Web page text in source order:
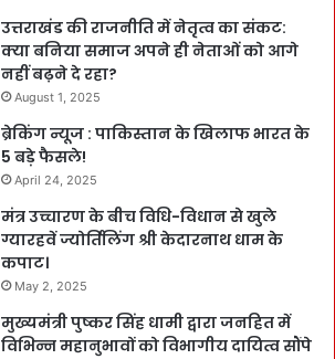
उत्तराखंड की राजनीति में नेतृत्व का संकट:
क्या बनिया समाज अपने ही नेताओं को आगे
नहीं बढ़ने दे रहा?
August 1, 2025
ब्रेकिंग न्यूज : पाकिस्तान के खिलाफ भारत के
5 बड़े फैसले!
April 24, 2025
मंत्र उच्चारण के बीच विधि-विधान से खुले
ग्यारहवें ज्योर्तिलिंग श्री केदारनाथ धाम के
कपाट।
May 2, 2025
मुख्यमंत्री पुष्कर सिंह धामी द्वारा जनहित में
विभिन्न महानुभावों को विभागीय दायित्व सौंपे